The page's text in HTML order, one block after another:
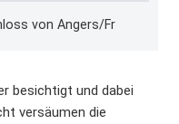
von Angers/Fr
besichtigt und dabei
versäumen die